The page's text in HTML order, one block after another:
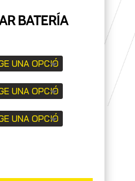
BATERÍA